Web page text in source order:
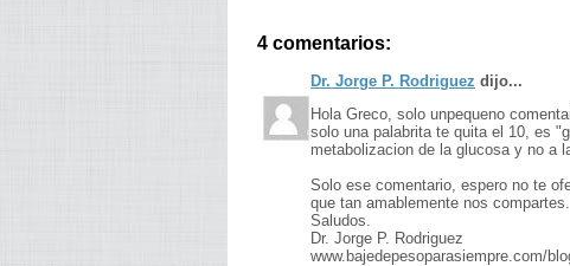
4 comentarios:
Dr. Jorge P. Rodriguez dijo...
Hola Greco, solo unpequeno
solo una palabrita te quita el 10, es
metabolizacion de la glucosa y no a
Solo ese comentario, espero no te
que tan amablemente nos compartes.
Saludos.
Dr. Jorge P. Rodriguez
www.bajedepesoparasiempre.com/